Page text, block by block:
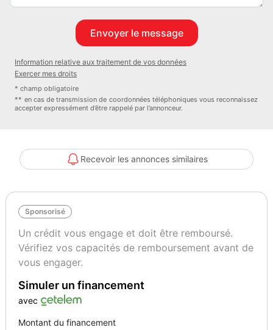
Information relative aux traitement de vos données
Exercer mes droits
* champ obligatoire
** en cas de transmission de coordonnées téléphoniques vous reconnaissez
accepter expressément d’être rappelé par l’annonceur.
Recevoir les annonces similaires
Sponsorisé
Un crédit vous engage et doit être remboursé.
Vérifiez vos capacités de remboursement avant de
vous engager.
Simuler un financement
avec
Montant du financement